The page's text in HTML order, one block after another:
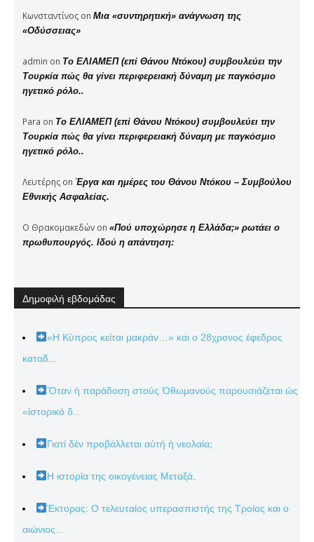
Κωνσταντίνος on Μια «συντηρητική» ανάγνωση της
«Οδύσσειας»
admin on Το ΕΛΙΑΜΕΠ (επί Θάνου Ντόκου) συμβουλεύει την
Τουρκία πώς θα γίνει περιφερειακή δύναμη με παγκόσμιο
ηγετικό ρόλο..
Para on Το ΕΛΙΑΜΕΠ (επί Θάνου Ντόκου) συμβουλεύει την
Τουρκία πώς θα γίνει περιφερειακή δύναμη με παγκόσμιο
ηγετικό ρόλο..
Λευτέρης on Έργα και ημέρες του Θάνου Ντόκου – Συμβούλου
Εθνικής Ασφαλείας.
Ο Θρακομακεδών on «Πού υποχώρησε η Ελλάδα;» ρωτάει ο
πρωθυπουργός. Ιδού η απάντηση:
Δημοφιλή εβδομάδας
«Η Κύπρος κείται μακράν…» και ο 28χρονος έφεδρος
καταδ...
Ὅταν ἡ παράδοση στούς Ὀθωμανούς παρουσιάζεται ὡς
«ἱστορικό δ...
Γιατί δέν προβάλλεται αὐτή ἡ νεολαία;
Η ιστορία της οικογένειας Μεταξά.
Έκτορας: Ο τελευταίος υπερασπιστής της Τροίας και ο
αιώνιος...